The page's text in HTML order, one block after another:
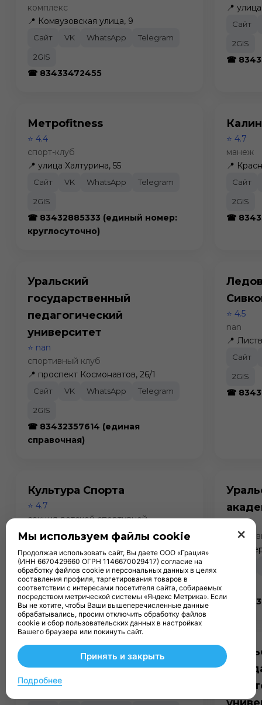
комплекс
📍 Комвузовская улица, 9
Сайт VK WhatsApp Telegram
2GIS
☎ 83433472455
📍
Сайт
2GIS
☎
Метроfitness
⭐ 4.4
спорт-клуб
📍 улица Халтурина, 55
Сайт VK WhatsApp Telegram
2GIS
☎ 83432885333 (единый номер:
круглосуточно)
⭐ 4.7
манеж
📍
Сайт
2GIS
☎
Уральский
государственный
педагогический
университет
⭐ nan
спортивный клуб
📍 проспект Космонавтов, 26/1
Сайт VK WhatsApp Telegram
2GIS
☎ 83432357614 (единая
справочная)
⭐ 4.5
nan
📍
Сайт
2GIS
☎
Культура Спорта
⭐ 4.7
секция детской спортивной
гимнастики
📍 улица 8 Марта, 158
Сайт VK WhatsApp Telegram
2GIS
☎ 83433003119
📍
☎
⭐ 3.6
спортивный комплекс
×
Мы используем файлы cookie
Продолжая использовать сайт, Вы даете ООО «Грация»
(ИНН 6670429660 ОГРН 1146670029417) согласие на
обработку файлов cookie и персональных данных в целях
составления профиля, таргетирования товаров в
соответствии с интересами посетителя сайта, собираемых
посредством метрической системы «Яндекс Метрика». Если
Вы не хотите, чтобы Ваши вышеперечисленные данные
обрабатывались, просим отключить обработку файлов
cookie и сбор пользовательских данных в настройках
Вашего браузера или покинуть сайт.
Принять и закрыть
Подробнее